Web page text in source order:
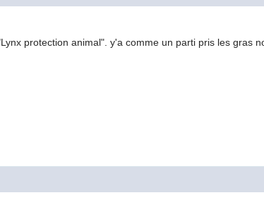
protection animal". y'a comme un parti pris les gras